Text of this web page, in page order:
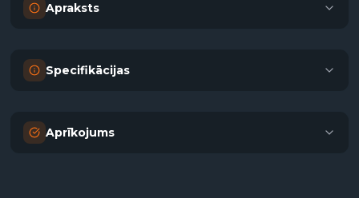
Apraksts
Specifikācijas
Aprīkojums